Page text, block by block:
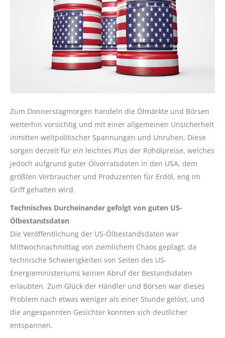
Zum Donnerstagmorgen handeln die Ölmärkte und Börsen
weiterhin vorsichtig und mit einer allgemeinen Unsicherheit
inmitten weltpolitischer Spannungen und Unruhen. Diese
sorgen derzeit für ein leichtes Plus der Rohölpreise, welches
jedoch aufgrund guter Ölvorratsdaten in den USA, dem
größten Verbraucher und Produzenten für Erdöl, eng im
Griff gehalten wird.
Technisches Durcheinander gefolgt von guten US-
Ölbestandsdaten
Die Veröffentlichung der US-Ölbestandsdaten war
Mittwochnachmittag von ziemlichem Chaos geplagt, da
technische Schwierigkeiten von Seiten des US-
Energieministeriums keinen Abruf der Bestandsdaten
erlaubten. Zum Glück der Händler und Börsen war dieses
Problem nach etwas weniger als einer Stunde gelöst, und
die angespannten Gesichter konnten sich deutlicher
entspannen.